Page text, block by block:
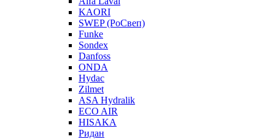
KAORI
SWEP (РоСвеп)
Funke
Sondex
Danfoss
ONDA
Hydac
Zilmet
ASA Hydralik
ECO AIR
HISAKA
Ридан